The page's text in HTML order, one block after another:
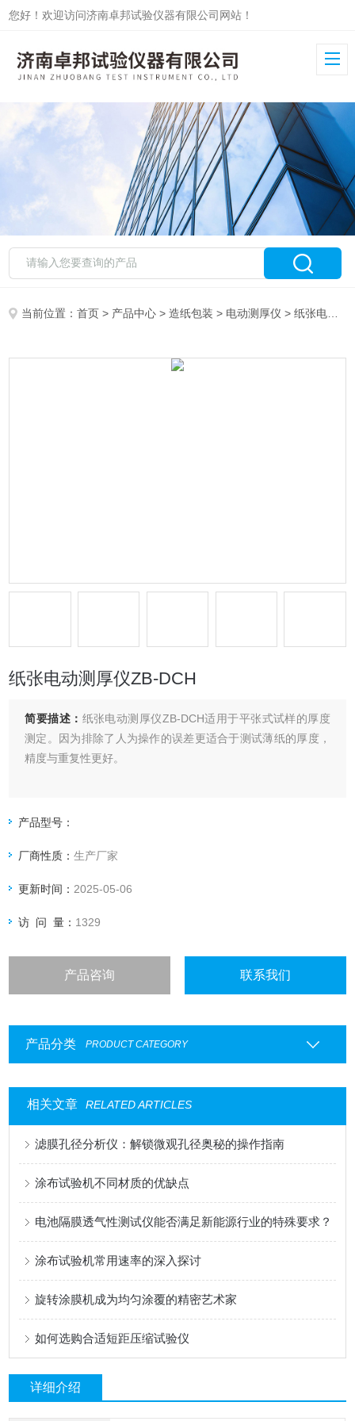
您好！欢迎访问济南卓邦试验仪器有限公司网站！
当前位置：首页 > 产品中心 >造纸包装 > 电动测厚仪 > 纸张电动测厚仪ZB-DCH
纸张电动测厚仪ZB-DCH
简要描述： 纸张电动测厚仪ZB-DCH适用于平张式试样的厚度
测定。因为排除了人为操作的误差更适合于测试薄纸的厚度，
精度与重复性更好。
产品型号：
厂商性质：生产厂家
更新时间： 2025-05-06
访 问 量： 1329
产品咨询 联系我们
产品分类 PRODUCT CATEGORY
相关文章 RELATED ARTICLES
滤膜孔径分析仪：解锁微观孔径奥秘的操作指南
涂布试验机不同材质的优缺点
电池隔膜透气性测试仪能否满足新能源行业的特殊要求？
涂布试验机常用速率的深入探讨
旋转涂膜机成为均匀涂覆的精密艺术家
如何选购合适短距压缩试验仪
详细介绍